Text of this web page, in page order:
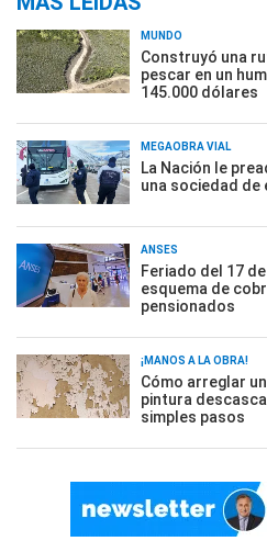
MUNDO
Construyó una
pescar en un
145.000 dólares
MEGAOBRA VIAL
La Nación le
una sociedad de
ANSES
Feriado del 17
esquema de
pensionados
¡MANOS A LA OBRA!
Cómo arreglar
pintura
simples pasos